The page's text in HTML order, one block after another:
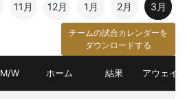
11月 12月 1月 2月 3月
チームの試合カレンダーを
ダウンロードする
M/W ホーム 結果 アウェイ